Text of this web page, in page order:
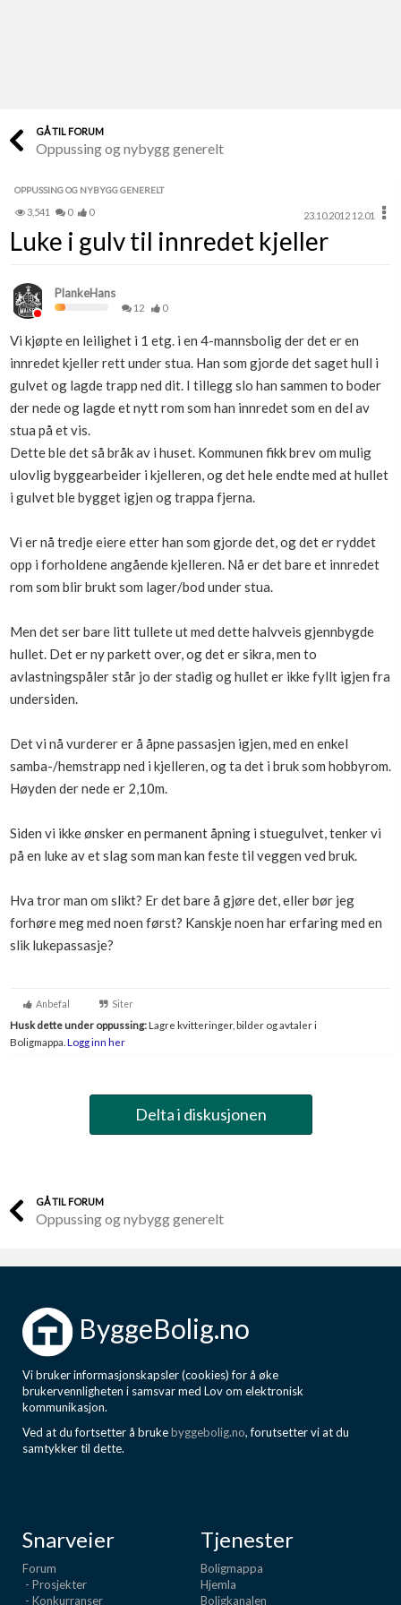
Finn håndverkere
Papirer som mangler
Skaff dokumentasjon som mangler
Kundeservice
Få svar på det du lurer på
Kom i gang med Boligmappa
Se din bolig? Klikk her
Boligmappa+
Få mer ut av Boligmappa
GÅ TIL FORUM
Oppussing og nybygg generelt
OPPUSSING OG NYBYGG GENERELT
3,541 0 0 23.10.2012 12.01
Luke i gulv til innredet kjeller
PlankeHans
12 0
Vi kjøpte en leilighet i 1 etg. i en 4-mannsbolig der det er en
innredet kjeller rett under stua. Han som gjorde det saget hull i
gulvet og lagde trapp ned dit. I tillegg slo han sammen to boder
der nede og lagde et nytt rom som han innredet som en del av
stua på et vis.
Dette ble det så bråk av i huset. Kommunen fikk brev om mulig
ulovlig byggearbeider i kjelleren, og det hele endte med at hullet
i gulvet ble bygget igjen og trappa fjerna.
Vi er nå tredje eiere etter han som gjorde det, og det er ryddet
opp i forholdene angående kjelleren. Nå er det bare et innredet
rom som blir brukt som lager/bod under stua.
Men det ser bare litt tullete ut med dette halvveis gjennbygde
hullet. Det er ny parkett over, og det er sikra, men to
avlastningspåler står jo der stadig og hullet er ikke fyllt igjen fra
undersiden.
Det vi nå vurderer er å åpne passasjen igjen, med en enkel
samba-/hemstrapp ned i kjelleren, og ta det i bruk som hobbyrom.
Høyden der nede er 2,10m.
Siden vi ikke ønsker en permanent åpning i stuegulvet, tenker vi
på en luke av et slag som man kan feste til veggen ved bruk.
Hva tror man om slikt? Er det bare å gjøre det, eller bør jeg
forhøre meg med noen først? Kanskje noen har erfaring med en
slik lukepassasje?
Anbefal Siter
Husk dette under oppussing:Lagre kvitteringer, bilder og avtaler i
Boligmappa. Logg inn her
Delta i diskusjonen
GÅ TIL FORUM
Oppussing og nybygg generelt
ByggeBolig.no
Vi bruker informasjonskapsler (cookies) for å øke
brukervennligheten i samsvar med Lov om elektronisk
kommunikasjon.
Ved at du fortsetter å brukebyggebolig.no, forutsetter vi at du
samtykker til dette.
Snarveier
Forum
- Prosjekter
- Konkurranser
Tjenester
Boligmappa
Hjemla
Boligkanalen